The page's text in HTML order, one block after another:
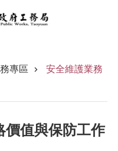
專區 安全維護業務
價值與保防工作